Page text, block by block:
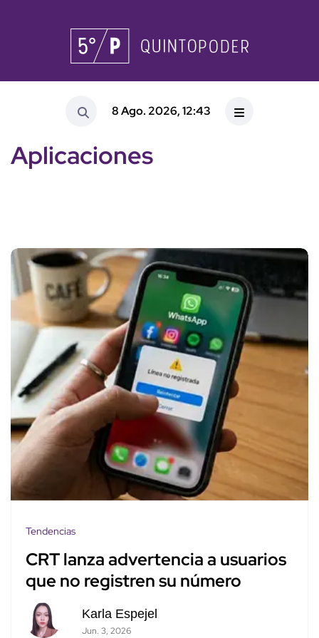
8 Ago. 2026, 12:43
Aplicaciones
Tendencias
CRT lanza advertencia a usuarios
que no registren su número
Karla Espejel
Jun. 3, 2026